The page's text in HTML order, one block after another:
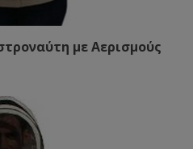
με Αερισμούς